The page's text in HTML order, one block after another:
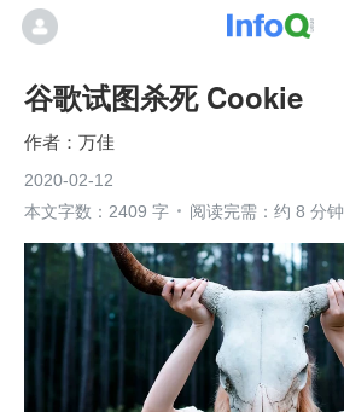
谷歌试图杀死 Cookie
万佳
2020-02-12
本文字数：2409 字
阅读完需：约 8 分钟